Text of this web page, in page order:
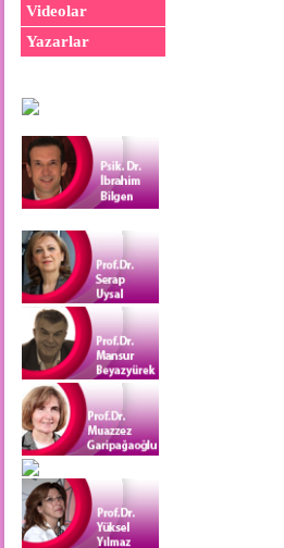
Videolar
Yazarlar